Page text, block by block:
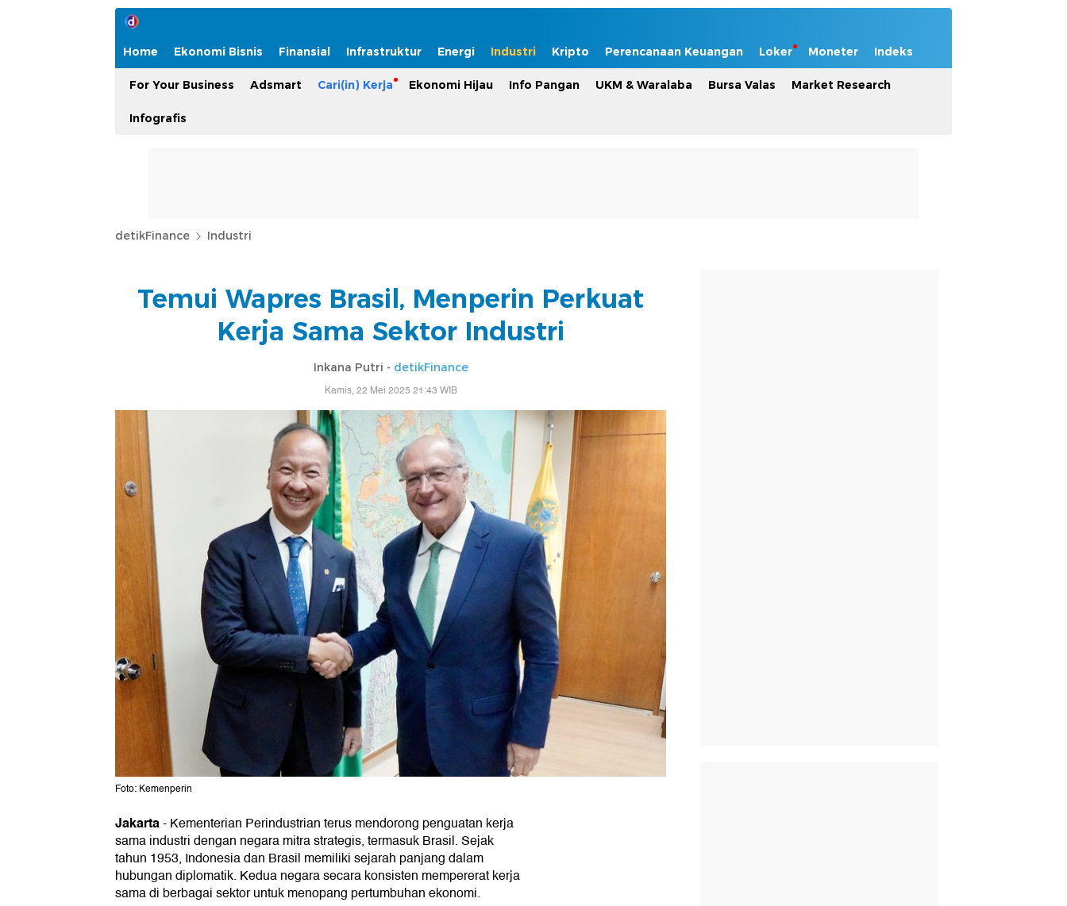
Home Ekonomi Bisnis Finansial Infrastruktur Energi Industri Kripto Perencanaan Keuangan Loker Moneter Indeks
For Your Business Adsmart Cari(in) Kerja Ekonomi Hijau Info Pangan UKM & Waralaba Bursa Valas Market Research
Infografis
detikFinance Industri
Temui Wapres Brasil, Menperin Perkuat
Kerja Sama Sektor Industri
Inkana Putri - detikFinance
Kamis, 22 Mei 2025 21:43 WIB
Foto: Kemenperin
Jakarta-Kementerian Perindustrian terus mendorong penguatan kerja
sama industri dengan negara mitra strategis, termasuk Brasil. Sejak
tahun 1953, Indonesia dan Brasil memiliki sejarah panjang dalam
hubungan diplomatik. Kedua negara secara konsisten mempererat kerja
sama di berbagai sektor untuk menopang pertumbuhan ekonomi.